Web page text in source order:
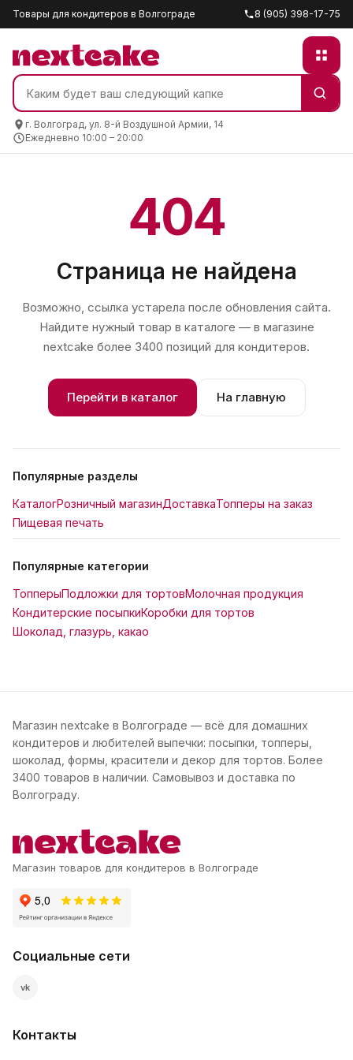
Товары для кондитеров в Волгограде 8 (905) 398-17-75
г. Волгоград, ул. 8-й Воздушной Армии, 14
Ежедневно 10:00 – 20:00
404
Страница не найдена
Возможно, ссылка устарела после обновления сайта.
Найдите нужный товар в каталоге — в магазине
nextcake более 3400 позиций для кондитеров.
Перейти в каталог На главную
Популярные разделы
КаталогРозничный магазинДоставкаТопперы на заказ
Пищевая печать
Популярные категории
ТопперыПодложки для тортовМолочная продукция
Кондитерские посыпкиКоробки для тортов
Шоколад, глазурь, какао
Магазин nextcake в Волгограде — всё для домашних
кондитеров и любителей выпечки: посыпки, топперы,
шоколад, формы, красители и декор для тортов. Более
3400 товаров в наличии. Самовывоз и доставка по
Волгограду.
Магазин товаров для кондитеров в Волгограде
Социальные сети
vk
Контакты